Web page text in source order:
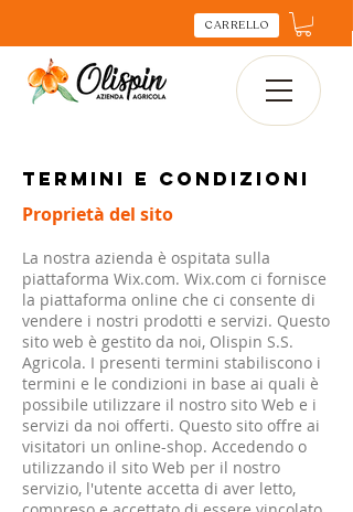
CARRELLO
Termini e condizioni
Proprietà del sito
La nostra azienda è ospitata sulla
piattaforma Wix.com. Wix.com ci fornisce
la piattaforma online che ci consente di
vendere i nostri prodotti e servizi. Questo
sito web è gestito da noi, Olispin S.S.
Agricola. I presenti termini stabiliscono i
termini e le condizioni in base ai quali è
possibile utilizzare il nostro sito Web e i
servizi da noi offerti. Questo sito offre ai
visitatori un online-shop. Accedendo o
utilizzando il sito Web per il nostro
servizio, l'utente accetta di aver letto,